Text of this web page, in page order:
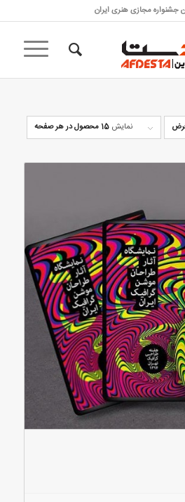
جشنواره مجازی هنری ایران
نمایش 15 محصول در هر صفحه